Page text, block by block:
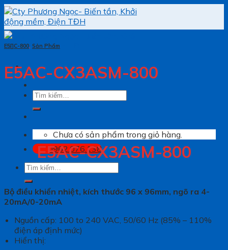
Skip
to
content
Tìm
Chưa có sản phẩm trong giỏ hàng.
0962.076.138
Tìm
E5[]C-800, Sản Phẩm
E5AC-CX3ASM-800
E5AC-CX3ASM-800
Bộ điều khiển nhiệt, kích thước 96 x 96mm, ngõ ra 4-
20mA/0-20mA
Nguồn cấp: 100 to 240 VAC, 50/60 Hz (85% – 110%
điện áp định mức)
Hiển thị: